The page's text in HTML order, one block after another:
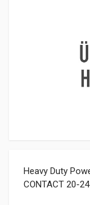
Heavy Duty
CONTACT 20-24